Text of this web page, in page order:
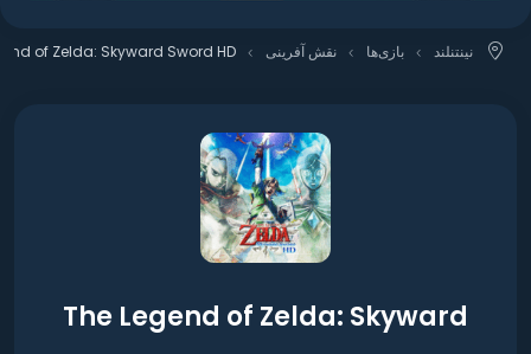
نینتنلند بازی‌ها نقش آفرینی of Zelda: Skyward Sword HD
The Legend of Zelda: Skyward